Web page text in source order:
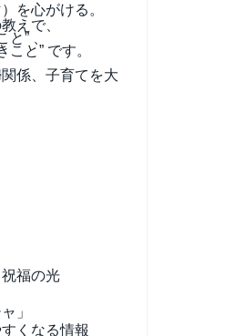
を心がける。
えで、
” 、
と” です。
係、子育てを大
福の光
」
くなる情報